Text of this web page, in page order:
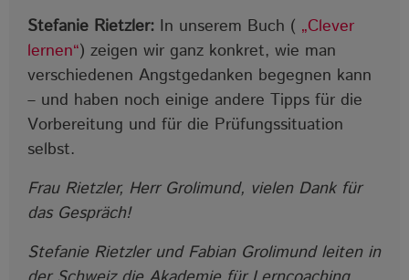
Stefanie Rietzler: In unserem Buch ( „Clever
lernen“) zeigen wir ganz konkret, wie man
verschiedenen Angstgedanken begegnen kann
– und haben noch einige andere Tipps für die
Vorbereitung und für die Prüfungssituation
selbst.
Frau Rietzler, Herr Grolimund, vielen Dank für
das Gespräch!
Stefanie Rietzler und Fabian Grolimund leiten in